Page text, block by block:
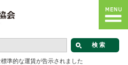
準的な運賃が告示されました